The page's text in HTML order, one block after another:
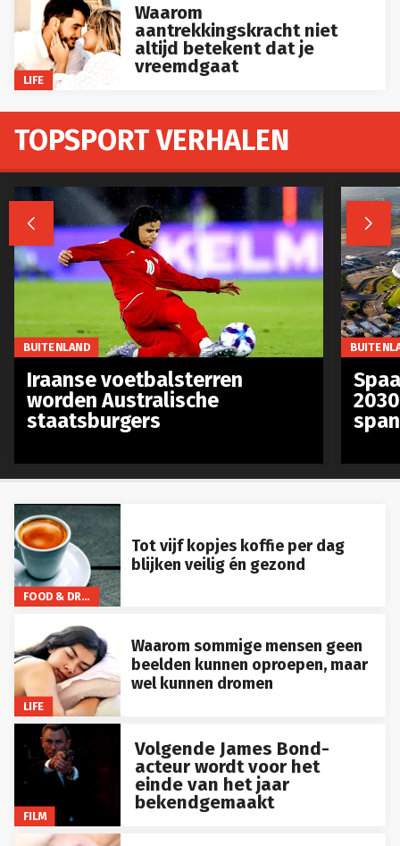
LIFE
Waarom
aantrekkingskracht niet
altijd betekent dat je
vreemdgaat
FOOD & DRINKS
Tot vijf kopjes koffie per dag
blijken veilig én gezond
LIFE
Waarom sommige mensen geen
beelden kunnen oproepen, maar
wel kunnen dromen
FILM
Volgende James Bond-
acteur wordt voor het
einde van het jaar
bekendgemaakt
TOPSPORT VERHALEN
 
BUITENLAND
Iraanse voetbalsterren
worden Australische
staatsburgers